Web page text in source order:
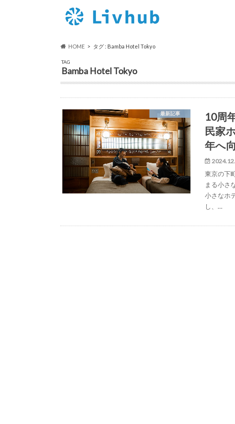
HOME タグ : Bamba Hotel Tokyo
TAG
Bamba Hotel Tokyo
最新記事
10周
民家
年へ
東京の下
まる小さ
小さなホ
し、…